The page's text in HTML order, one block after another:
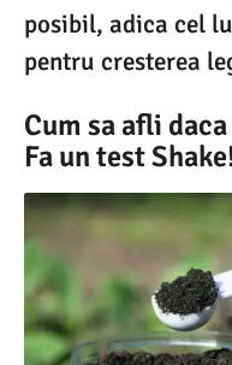
posibil, adica cel
pentru cresterea
Cum sa afli
Fa un test